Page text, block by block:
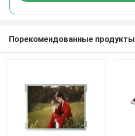
Порекомендованные продукты